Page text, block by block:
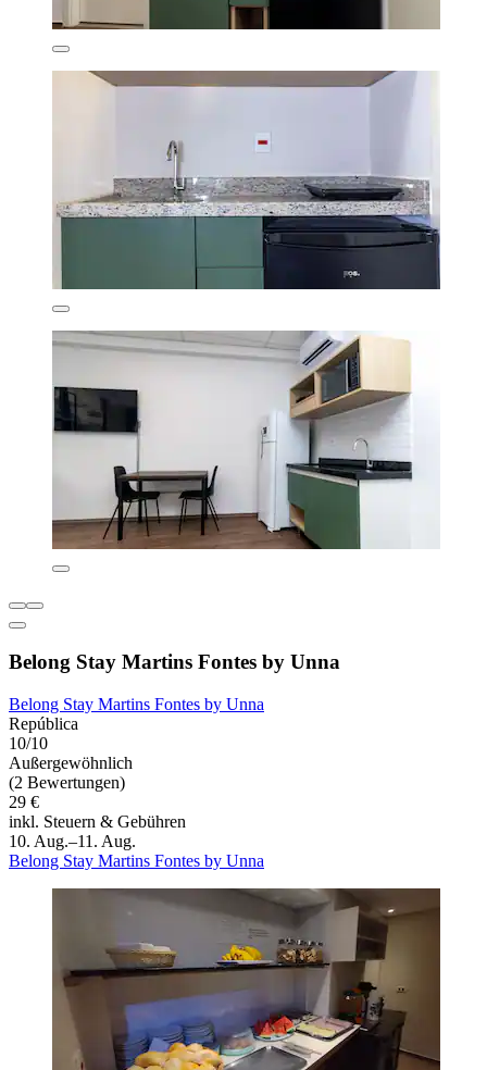
Belong Stay Martins Fontes by Unna
Belong Stay Martins Fontes by Unna
República
10/10
Außergewöhnlich
(2 Bewertungen)
29 €
inkl. Steuern & Gebühren
10. Aug.–11. Aug.
Belong Stay Martins Fontes by Unna